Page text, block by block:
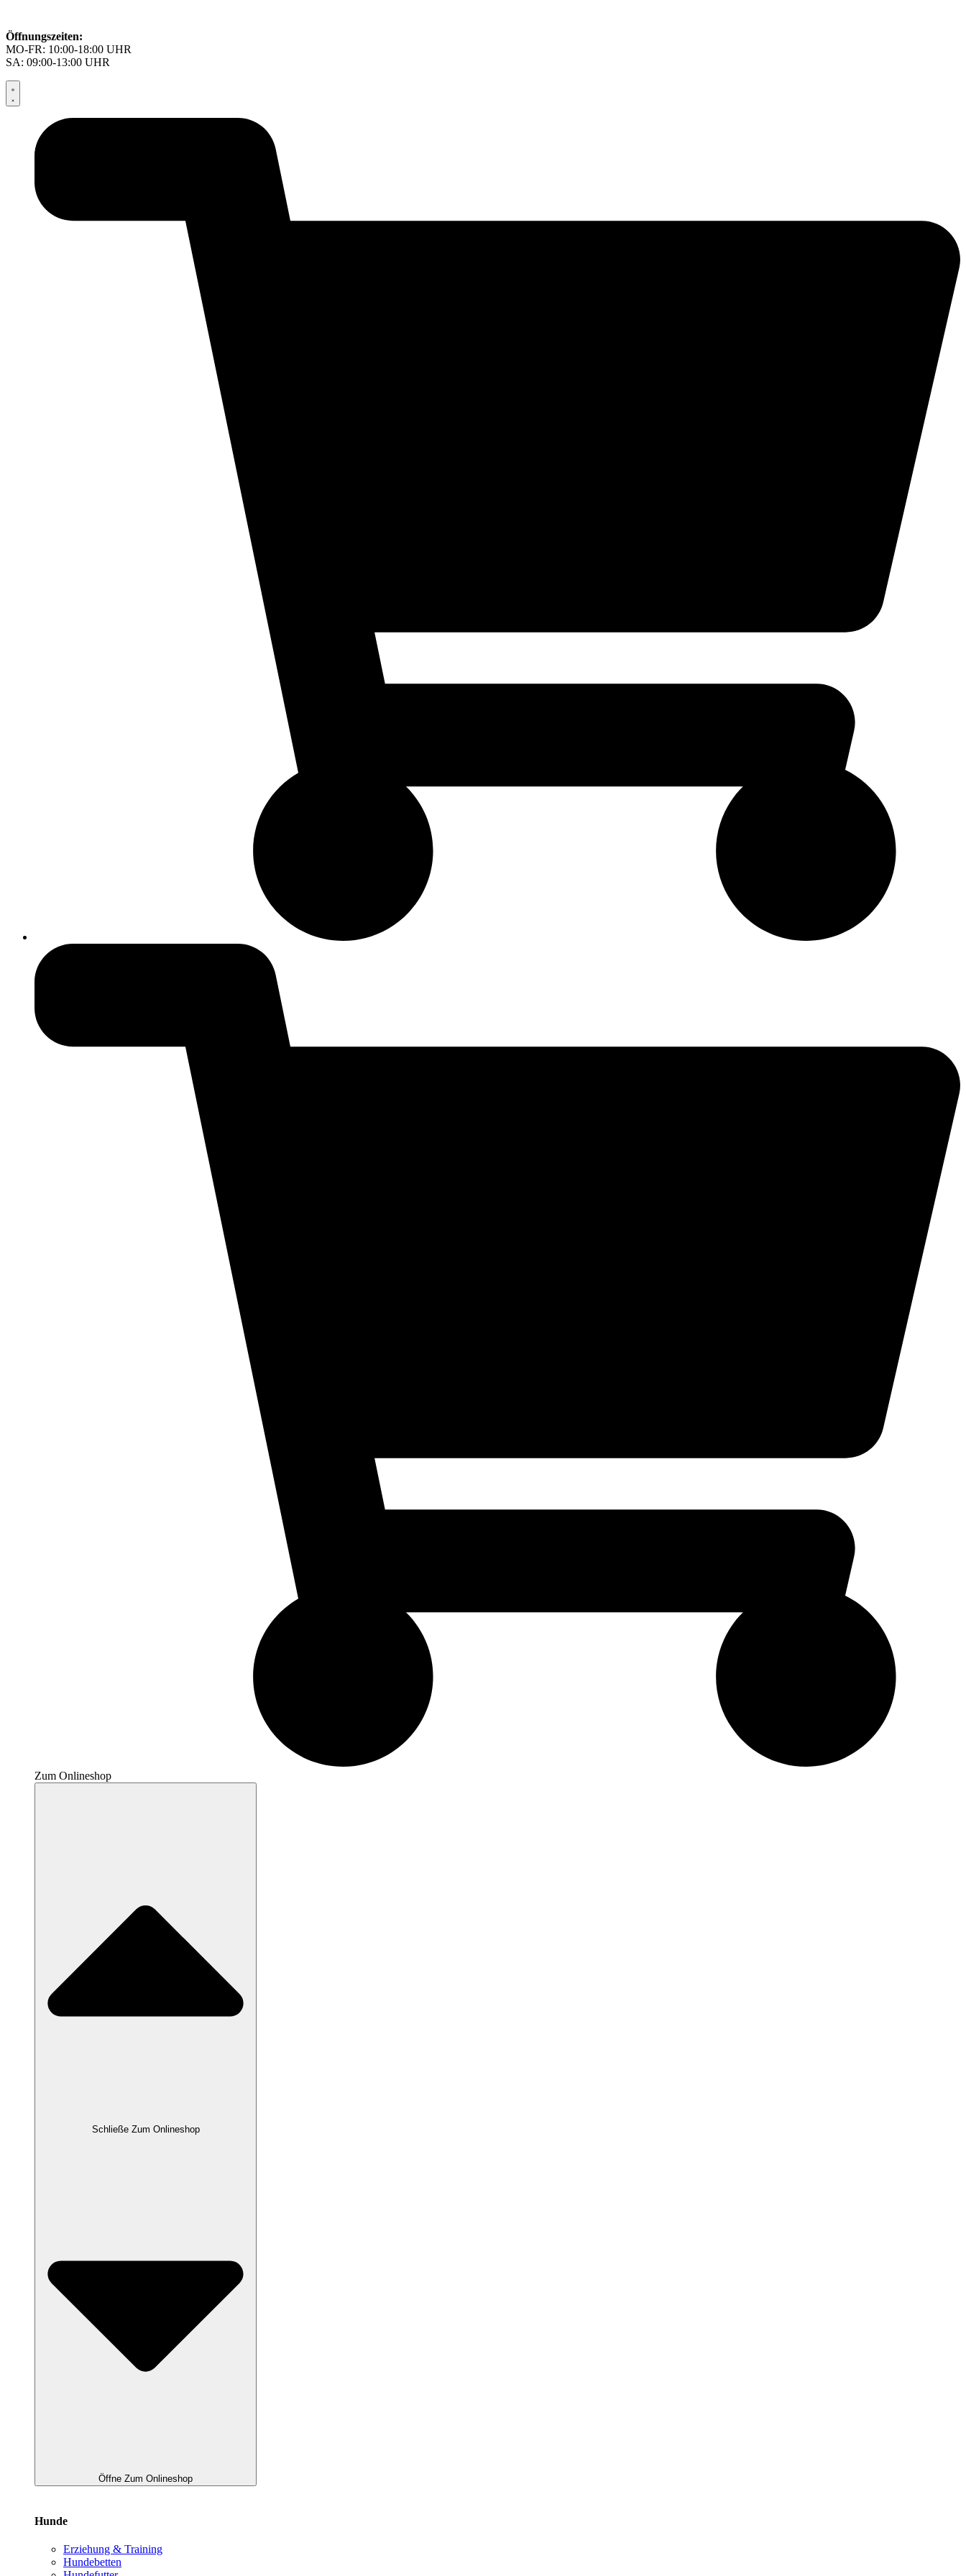
Öffnungszeiten:
MO-FR: 10:00-18:00 UHR
SA: 09:00-13:00 UHR
Zum Onlineshop
Schließe Zum Onlineshop
Öffne Zum Onlineshop
Hunde
Erziehung & Training
Hundebetten